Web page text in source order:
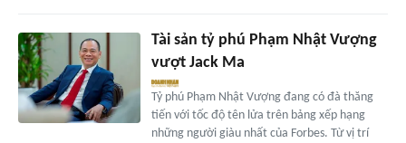
Tài sản tỷ phú Phạm Nhật Vượng
vượt Jack Ma
Tỷ phú Phạm Nhật Vượng đang có đà thăng
tiến với tốc độ tên lửa trên bảng xếp hạng
những người giàu nhất của Forbes. Từ vị trí